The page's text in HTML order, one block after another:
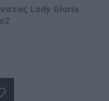
Lady Gloria